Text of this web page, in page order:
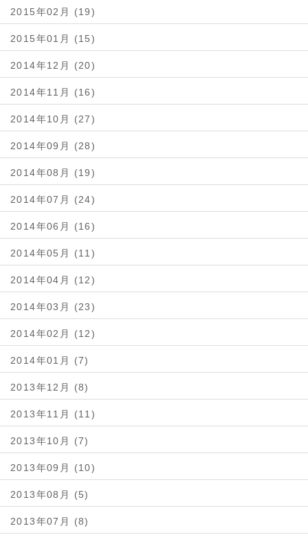
2015年02月 (19)
2015年01月 (15)
2014年12月 (20)
2014年11月 (16)
2014年10月 (27)
2014年09月 (28)
2014年08月 (19)
2014年07月 (24)
2014年06月 (16)
2014年05月 (11)
2014年04月 (12)
2014年03月 (23)
2014年02月 (12)
2014年01月 (7)
2013年12月 (8)
2013年11月 (11)
2013年10月 (7)
2013年09月 (10)
2013年08月 (5)
2013年07月 (8)